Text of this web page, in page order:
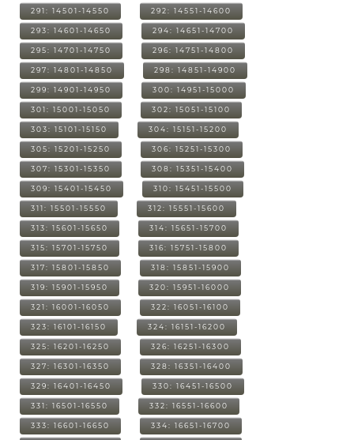
291: 14501-14550 292: 14551-14600
293: 14601-14650 294: 14651-14700
295: 14701-14750 296: 14751-14800
297: 14801-14850 298: 14851-14900
299: 14901-14950 300: 14951-15000
301: 15001-15050 302: 15051-15100
303: 15101-15150 304: 15151-15200
305: 15201-15250 306: 15251-15300
307: 15301-15350 308: 15351-15400
309: 15401-15450 310: 15451-15500
311: 15501-15550 312: 15551-15600
313: 15601-15650 314: 15651-15700
315: 15701-15750 316: 15751-15800
317: 15801-15850 318: 15851-15900
319: 15901-15950 320: 15951-16000
321: 16001-16050 322: 16051-16100
323: 16101-16150 324: 16151-16200
325: 16201-16250 326: 16251-16300
327: 16301-16350 328: 16351-16400
329: 16401-16450 330: 16451-16500
331: 16501-16550 332: 16551-16600
333: 16601-16650 334: 16651-16700